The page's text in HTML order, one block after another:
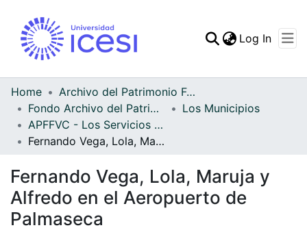
Statistics
Log In
Home
Archivo del Patrimonio Fotográfico y Fílmico del Valle del Cauca
Fondo Archivo del Patrimonio Fotográfico y Fílmico del Valle del Cauca
Los Municipios
APFFVC - Los Servicios Públicos - Patrimonial
Fernando Vega, Lola, Maruja y Alfredo en el Aeropuerto de Palmaseca
Fernando Vega, Lola, Maruja y
Alfredo en el Aeropuerto de
Palmaseca